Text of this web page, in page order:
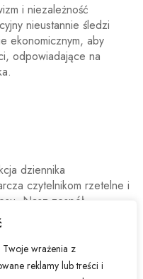
Twoje wrażenia z
reklamy lub treści i
i niezależność
nieustannie śledzi
ekonomicznym, aby
odpowiadające na
dziennika
czytelnikom rzetelne i
Nasz zespół
ekonomicznych
rynkowe,
wpływ na polską i